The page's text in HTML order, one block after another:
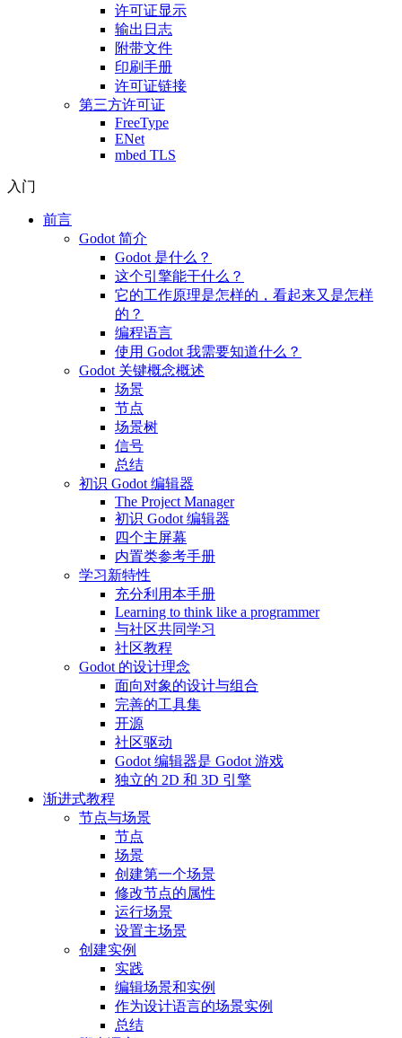
许可证显示
输出日志
附带文件
印刷手册
许可证链接
第三方许可证
FreeType
ENet
mbed TLS
入门
前言
Godot 简介
Godot 是什么？
这个引擎能干什么？
它的工作原理是怎样的，看起来又是怎样
的？
编程语言
使用 Godot 我需要知道什么？
Godot 关键概念概述
场景
节点
场景树
信号
总结
初识 Godot 编辑器
The Project Manager
初识 Godot 编辑器
四个主屏幕
内置类参考手册
学习新特性
充分利用本手册
Learning to think like a programmer
与社区共同学习
社区教程
Godot 的设计理念
面向对象的设计与组合
完善的工具集
开源
社区驱动
Godot 编辑器是 Godot 游戏
独立的 2D 和 3D 引擎
渐进式教程
节点与场景
节点
场景
创建第一个场景
修改节点的属性
运行场景
设置主场景
创建实例
实践
编辑场景和实例
作为设计语言的场景实例
总结